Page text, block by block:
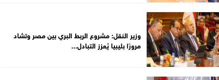
وزير النقل: مشروع الربط البري بين مصر وتشاد
مرورًا بليبيا يُعزز التبادل...